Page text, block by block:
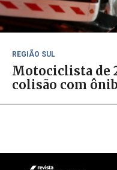
REGIÃO SUL
Motociclista de
colisão com